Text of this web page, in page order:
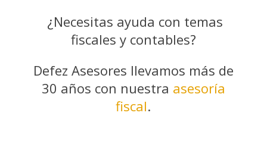
¿Necesitas ayuda con temas
fiscales y contables?
Defez Asesores llevamos más de
30 años con nuestra asesoría
fiscal.